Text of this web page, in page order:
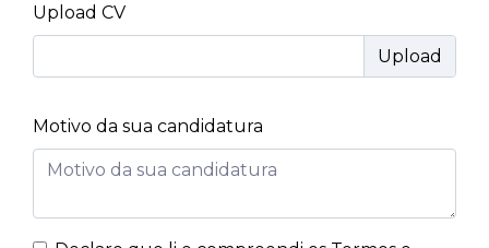
Upload CV
Motivo da sua candidatura